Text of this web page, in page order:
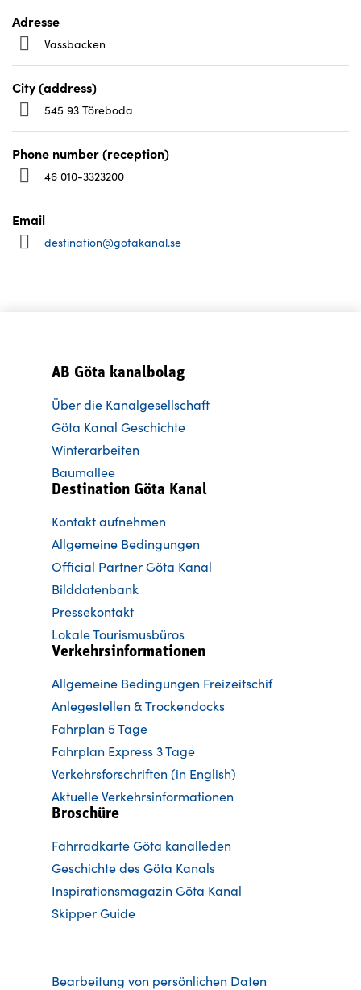
Adresse
Vassbacken
City (address)
545 93 Töreboda
Phone number (reception)
46 010-3323200
Email
destination@gotakanal.se
AB Göta kanalbolag
Über die Kanalgesellschaft
Göta Kanal Geschichte
Winterarbeiten
Baumallee
Destination Göta Kanal
Kontakt aufnehmen
Allgemeine Bedingungen
Official Partner Göta Kanal
Bilddatenbank
Pressekontakt
Lokale Tourismusbüros
Verkehrsinformationen
Allgemeine Bedingungen Freizeitschif
Anlegestellen & Trockendocks
Fahrplan 5 Tage
Fahrplan Express 3 Tage
Verkehrsforschriften (in English)
Aktuelle Verkehrsinformationen
Broschüre
Fahrradkarte Göta kanalleden
Geschichte des Göta Kanals
Inspirationsmagazin Göta Kanal
Skipper Guide
Bearbeitung von persönlichen Daten